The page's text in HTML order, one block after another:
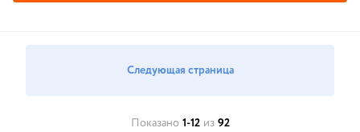
Следующая страница
Показано 1-12 из 92